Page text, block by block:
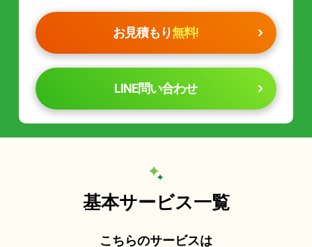
お見積もり無料!
LINE問い合わせ
基本サービス一覧
こちらのサービスは